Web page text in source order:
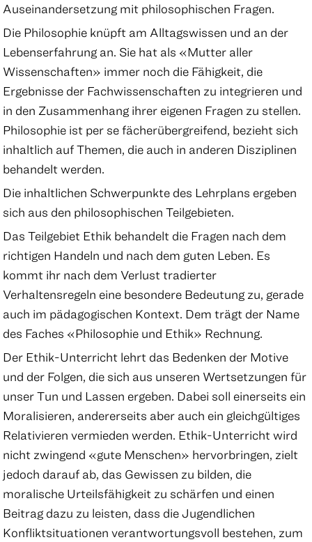
Auseinandersetzung mit philosophischen Fragen.
Die Philosophie knüpft am Alltagswissen und an der
Lebenserfahrung an. Sie hat als «Mutter aller
Wissenschaften» immer noch die Fähigkeit, die
Ergebnisse der Fachwissenschaften zu integrieren und
in den Zusammenhang ihrer eigenen Fragen zu stellen.
Philosophie ist per se fächerübergreifend, bezieht sich
inhaltlich auf Themen, die auch in anderen Disziplinen
behandelt werden.
Die inhaltlichen Schwerpunkte des Lehrplans ergeben
sich aus den philosophischen Teilgebieten.
Das Teilgebiet Ethik behandelt die Fragen nach dem
richtigen Handeln und nach dem guten Leben. Es
kommt ihr nach dem Verlust tradierter
Verhaltensregeln eine besondere Bedeutung zu, gerade
auch im pädagogischen Kontext. Dem trägt der Name
des Faches «Philosophie und Ethik» Rechnung.
Der Ethik-Unterricht lehrt das Bedenken der Motive
und der Folgen, die sich aus unseren Wertsetzungen für
unser Tun und Lassen ergeben. Dabei soll einerseits ein
Moralisieren, andererseits aber auch ein gleichgültiges
Relativieren vermieden werden. Ethik-Unterricht wird
nicht zwingend «gute Menschen» hervorbringen, zielt
jedoch darauf ab, das Gewissen zu bilden, die
moralische Urteilsfähigkeit zu schärfen und einen
Beitrag dazu zu leisten, dass die Jugendlichen
Konfliktsituationen verantwortungsvoll bestehen, zum